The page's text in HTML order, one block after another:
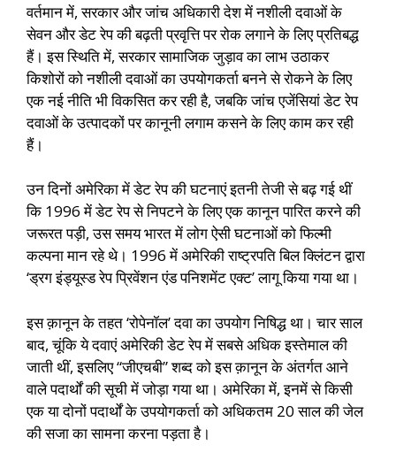
वर्तमान में, सरकार और जांच अधिकारी देश में नशीली दवाओं के
सेवन और डेट रेप की बढ़ती प्रवृत्ति पर रोक लगाने के लिए प्रतिबद्ध
हैं। इस स्थिति में, सरकार सामाजिक जुड़ाव का लाभ उठाकर
किशोरों को नशीली दवाओं का उपयोगकर्ता बनने से रोकने के लिए
एक नई नीति भी विकसित कर रही है, जबकि जांच एजेंसियां डेट रेप
दवाओं के उत्पादकों पर कानूनी लगाम कसने के लिए काम कर रही
हैं।
उन दिनों अमेरिका में डेट रेप की घटनाएं इतनी तेजी से बढ़ गई थीं
कि 1996 में डेट रेप से निपटने के लिए एक कानून पारित करने की
जरूरत पड़ी, उस समय भारत में लोग ऐसी घटनाओं को फिल्मी
कल्पना मान रहे थे। 1996 में अमेरिकी राष्ट्रपति बिल क्लिंटन द्वारा
‘ड्रग इंड्यूस्ड रेप प्रिवेंशन एंड पनिशमेंट एक्ट’ लागू किया गया था।
इस क़ानून के तहत ‘रोपेनॉल’ दवा का उपयोग निषिद्ध था। चार साल
बाद, चूंकि ये दवाएं अमेरिकी डेट रेप में सबसे अधिक इस्तेमाल की
जाती थीं, इसलिए “जीएचबी” शब्द को इस क़ानून के अंतर्गत आने
वाले पदार्थों की सूची में जोड़ा गया था। अमेरिका में, इनमें से किसी
एक या दोनों पदार्थों के उपयोगकर्ता को अधिकतम 20 साल की जेल
की सजा का सामना करना पड़ता है।